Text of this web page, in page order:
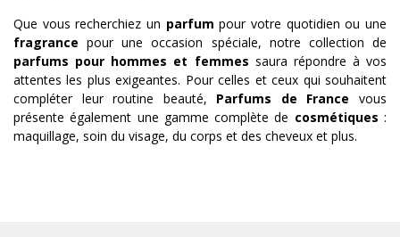
Que vous recherchiez un parfum pour votre quotidien ou une
fragrance pour une occasion spéciale, notre collection de
parfums pour hommes et femmes saura répondre à vos
attentes les plus exigeantes. Pour celles et ceux qui souhaitent
compléter leur routine beauté, Parfums de France vous
présente également une gamme complète de cosmétiques :
maquillage, soin du visage, du corps et des cheveux et plus.